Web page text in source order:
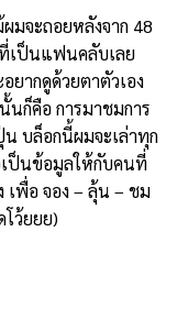
มจะถอยหลังจาก 48
ที่เป็นแฟนคลับเลย
ากดูด้วยตาตัวเอง
ก็คือ การมาชมการ
บล็อกนี้ผมจะเล่าทุก
เป็นข้อมูลให้กับคนที่
เพื่อ จอง – ลุ้น – ชม
ว้ยยย)